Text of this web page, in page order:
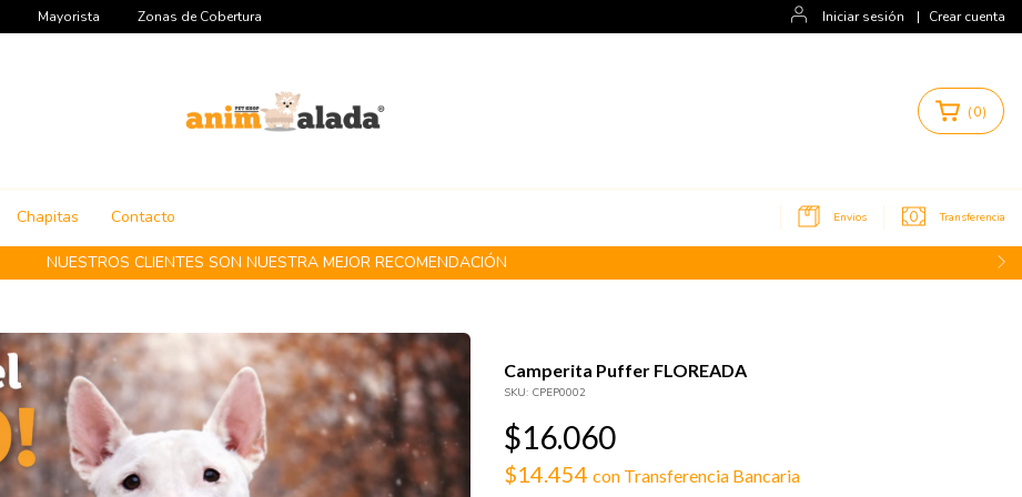
Mayorista Zonas de Cobertura Iniciar sesión | Crear cuenta
HACEMOS ENVIOS A TODO EL PAIS
(0)
Chapitas Contacto Envios Transferencia
Camperita Puffer FLOREADA
SKU: CPEP0002
$16.060
$14.454 con Transferencia Bancaria